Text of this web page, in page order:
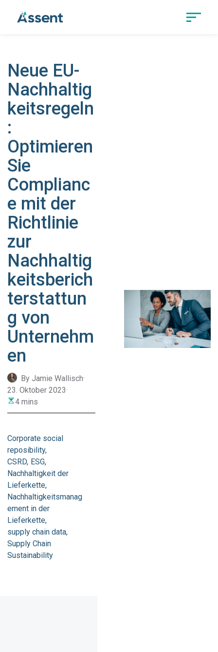
Neue EU-
Nachhaltig
keitsregeln
:
Optimieren
Sie
Complianc
e mit der
Richtlinie
zur
Nachhaltig
keitsberich
terstattun
g von
Unternehm
en
By Jamie Wallisch·
23. Oktober 2023·
4 mins
Corporate social
reposibility
CSRD ESG
Nachhaltigkeit der
Lieferkette
Nachhaltigkeitsmanag
ement in der
Lieferkette
supply chain data
Supply Chain
Sustainability